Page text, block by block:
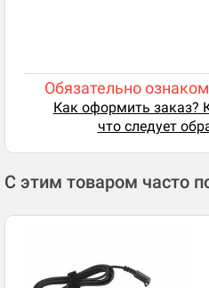
Обязательно
Как оформить заказ?
что следует
С этим товаром часто